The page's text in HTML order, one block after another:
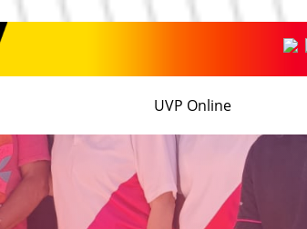
UVP Online